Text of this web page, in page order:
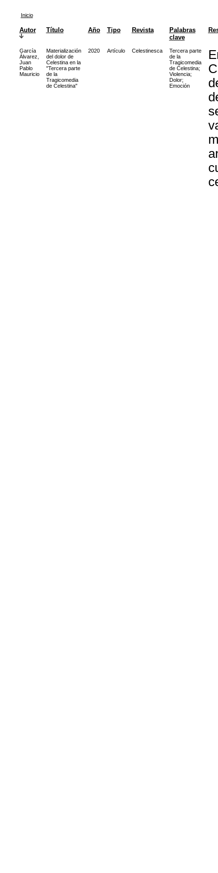
Inicio
Autor Título Año Tipo Revista
Palabras
clave
García
Álvarez,
Juan
Pablo
Mauricio
Materialización
del dolor de
Celestina en la
"Tercera parte
de la
Tragicomedia
de Celestina"
2020 Artículo Celestinesca
Tercera parte
de la
Tragicomedia
de Celestina;
Violencia;
Dolor;
Emoción